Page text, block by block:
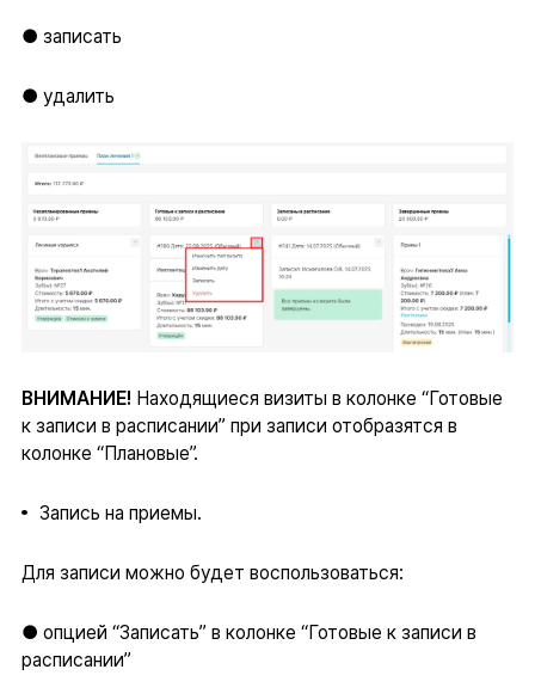
● записать
● удалить
ВНИМАНИЕ! Находящиеся визиты в колонке “Готовые
к записи в расписании” при записи отобразятся в
колонке “Плановые”.
Запись на приемы.
Для записи можно будет воспользоваться:
● опцией “Записать” в колонке “Готовые к записи в
расписании”